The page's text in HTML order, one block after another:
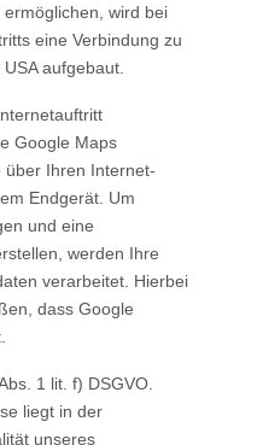
wird bei
eine Verbindung zu
aufgebaut.
Google Maps
Ihren Internet-
Endgerät. Um
und eine
werden Ihre
verarbeitet. Hierbei
dass Google
1 lit. f) DSGVO.
liegt in der
unseres